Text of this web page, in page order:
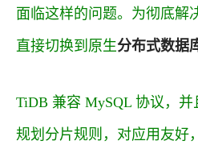
面临这样的问题。为彻底解
直接切换到原生分布式数据
TiDB 兼容 MySQL 协议，
规划分片规则，对应用友好